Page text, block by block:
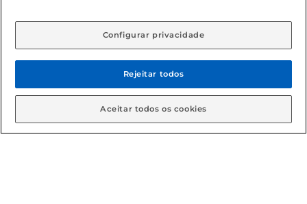
aviso prévio. O valor mínimo para as compras on-line é de
© 2026 Copyright. Todos os direitos
reservados Gbarbosa.
Configurar privacidade
Rejeitar todos
Aceitar todos os cookies